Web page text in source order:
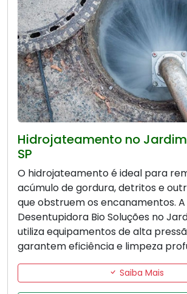
Hidrojateamento no
SP
O hidrojateamento é ideal para
acúmulo de gordura, detritos e
que obstruem os encanamentos. A
Desentupidora Bio Soluções no
utiliza equipamentos de alta
garantem eficiência e limpeza
Saiba Mais